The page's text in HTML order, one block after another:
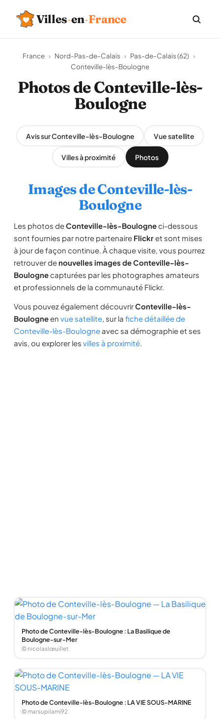
Villes·en·France
France › Nord-Pas-de-Calais › Pas-de-Calais (62) ›
Conteville-lès-Boulogne
Photos de Conteville-lès-
Boulogne
Avis sur Conteville-lès-Boulogne Vue satellite
Villes à proximité Photos
Images de Conteville-lès-
Boulogne
Les photos deConteville-lès-Boulogneci-dessous
sont fournies par notre partenaire Flickret sont mises
à jour de façon continue. À chaque visite, vous pourrez
retrouver de nouvelles images de Conteville-lès-
Boulognecapturées par les photographes amateurs
et professionnels de la communauté Flickr.
Vous pouvez également découvrirConteville-lès-
Boulogneen vue satellite, sur la fiche détaillée de
Conteville-lès-Boulogne avec sa démographie et ses
avis, ou explorer les villes à proximité.
Photo de Conteville-lès-Boulogne : La Basilique de
Boulogne-sur-Mer
© nicolaslœuillet
Photo de Conteville-lès-Boulogne : LA VIE SOUS-MARINE
© marsupilami92